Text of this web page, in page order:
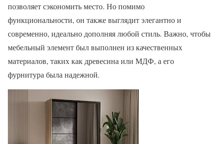
позволяет сэкономить место. Но помимо
функциональности, он также выглядит элегантно и
современно, идеально дополняя любой стиль. Важно, чтобы
мебельный элемент был выполнен из качественных
материалов, таких как древесина или МДФ, а его
фурнитура была надежной.